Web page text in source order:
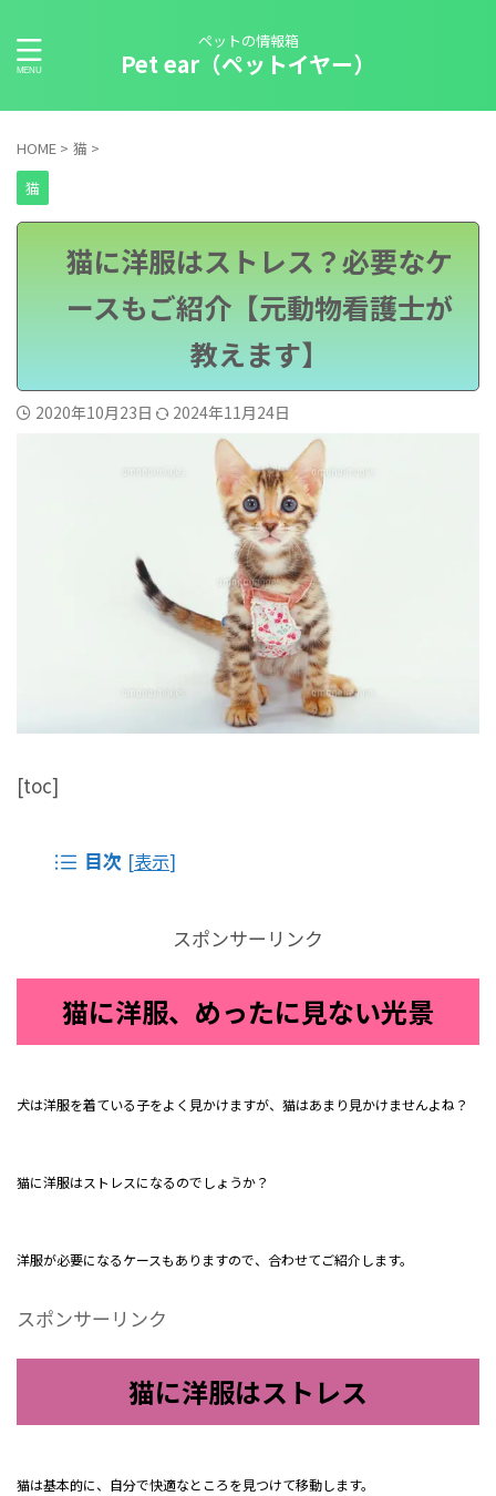
ペットの情報箱
Pet ear（ペットイヤー）
HOME > 猫 >
猫
猫に洋服はストレス？必要なケ
ースもご紹介【元動物看護士が
教えます】
2020年10月23日 2024年11月24日
[toc]
目次 [表示]
スポンサーリンク
猫に洋服、めったに見ない光景
犬は洋服を着ている子をよく見かけますが、猫はあまり見かけませんよね？
猫に洋服はストレスになるのでしょうか？
洋服が必要になるケースもありますので、合わせてご紹介します。
スポンサーリンク
猫に洋服はストレス
猫は基本的に、自分で快適なところを見つけて移動します。